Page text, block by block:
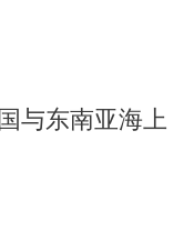
与东南亚海上